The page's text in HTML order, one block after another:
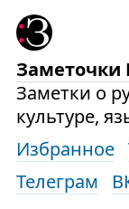
Заметочки
Заметки о
культуре,
Избранное
Телеграм